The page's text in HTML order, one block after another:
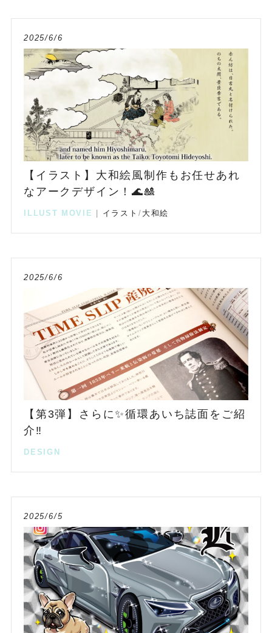
2025/6/6
【イラスト】大和絵風制作もお任せあれ
なアークデザイン！🌊🎎
ILLUST MOVIE | イラスト / 大和絵
2025/6/6
【第3弾】さらに✨循環あいち誌面をご紹
介‼️
DESIGN
2025/6/5